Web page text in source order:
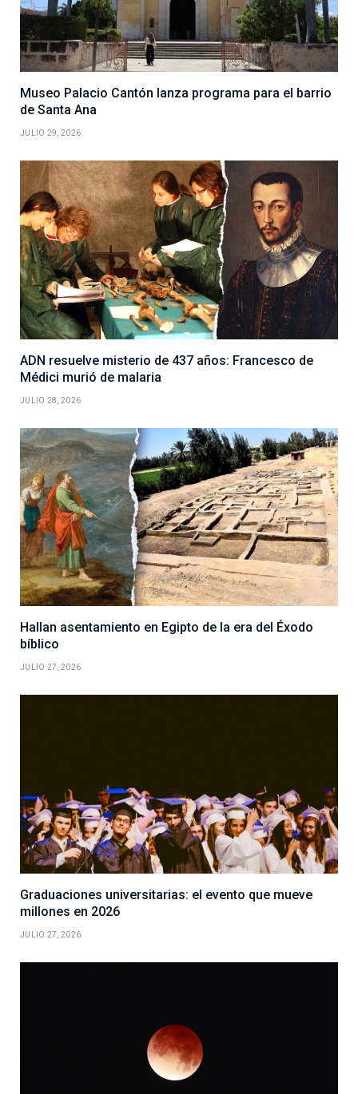
Museo Palacio Cantón lanza programa para el barrio
de Santa Ana
JULIO 29, 2026
ADN resuelve misterio de 437 años: Francesco de
Médici murió de malaria
JULIO 28, 2026
Hallan asentamiento en Egipto de la era del Éxodo
bíblico
JULIO 27, 2026
Graduaciones universitarias: el evento que mueve
millones en 2026
JULIO 27, 2026